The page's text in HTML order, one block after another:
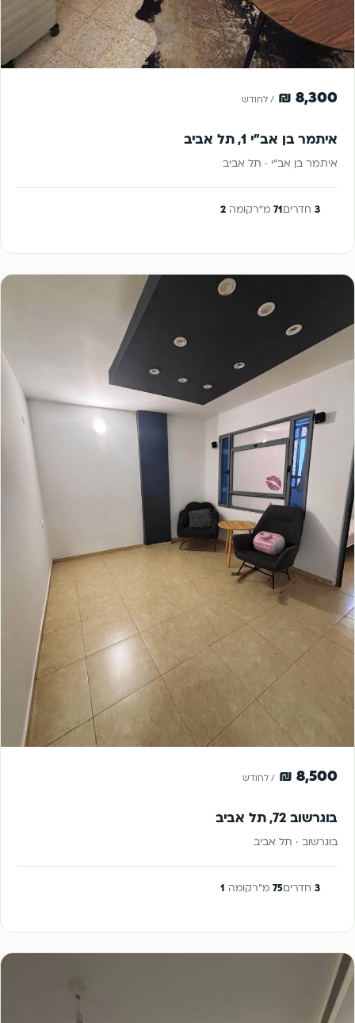
8,300 ₪ / לחודש
איתמר בן אב"י 1, תל אביב
איתמר בן אב"י · תל אביב
3 חדרים 71 מ"רקומה2
8,500 ₪ / לחודש
בוגרשוב 72, תל אביב
בוגרשוב · תל אביב
3 חדרים75 מ"רקומה 1